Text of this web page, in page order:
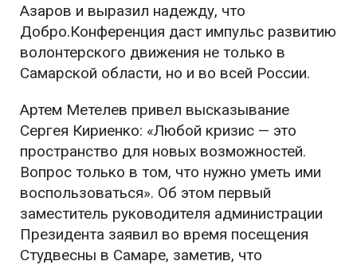
Азаров и выразил надежду, что
Добро.Конференция даст импульс развитию
волонтерского движения не только в
Самарской области, но и во всей России.
Артем Метелев привел высказывание
Сергея Кириенко: «Любой кризис — это
пространство для новых возможностей.
Вопрос только в том, что нужно уметь ими
воспользоваться». Об этом первый
заместитель руководителя администрации
Президента заявил во время посещения
Студвесны в Самаре, заметив, что